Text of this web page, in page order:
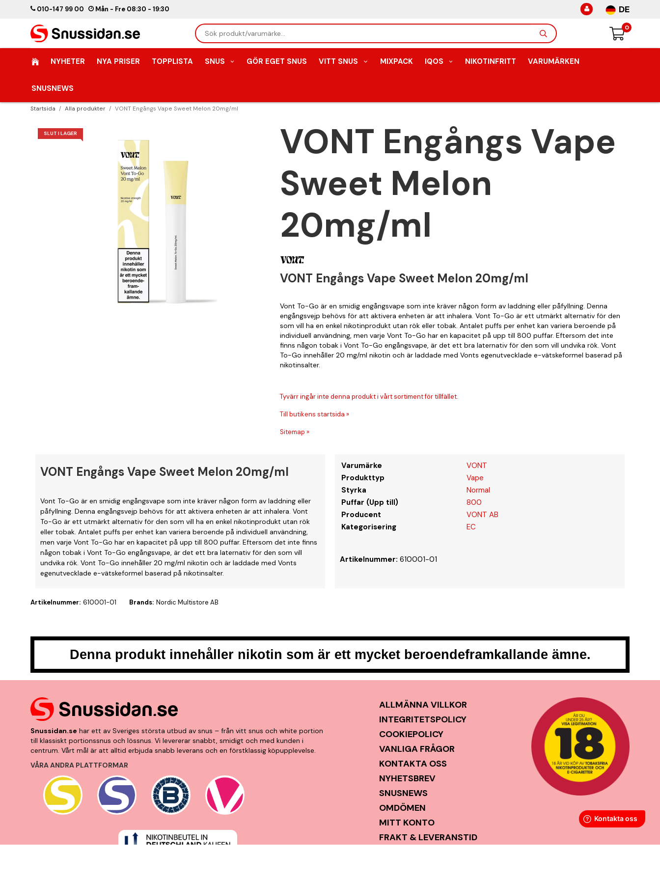
010-147 99 00 Mån - Fre 08:30 - 19:30 DE
0
NYHETER NYA PRISER TOPPLISTA SNUS GÖR EGET SNUS VITT SNUS MIXPACK IQOS NIKOTINFRITT VARUMÄRKEN
SNUSNEWS
Startsida / Alla produkter / VONT Engångs Vape Sweet Melon 20mg/ml
SLUT I LAGER
VONT Engångs Vape
Sweet Melon
20mg/ml
VONT Engångs Vape Sweet Melon 20mg/ml
Vont To-Go är en smidig engångsvape som inte kräver någon form av laddning eller påfyllning. Denna
engångsvejp behövs för att aktivera enheten är att inhalera. Vont To-Go är ett utmärkt alternativ för den
som vill ha en enkel nikotinprodukt utan rök eller tobak. Antalet puffs per enhet kan variera beroende på
individuell användning, men varje Vont To-Go har en kapacitet på upp till 800 puffar. Eftersom det inte
finns någon tobak i Vont To-Go engångsvape, är det ett bra laternativ för den som vill undvika rök. Vont
To-Go innehåller 20 mg/ml nikotin och är laddade med Vonts egenutvecklade e-vätskeformel baserad på
nikotinsalter.
Tyvärr ingår inte denna produkt i vårt sortiment för tillfället.
Till butikens startsida »
Sitemap »
VONT Engångs Vape Sweet Melon 20mg/ml
Vont To-Go är en smidig engångsvape som inte kräver någon form av laddning eller
påfyllning. Denna engångsvejp behövs för att aktivera enheten är att inhalera. Vont
To-Go är ett utmärkt alternativ för den som vill ha en enkel nikotinprodukt utan rök
eller tobak. Antalet puffs per enhet kan variera beroende på individuell användning,
men varje Vont To-Go har en kapacitet på upp till 800 puffar. Eftersom det inte finns
någon tobak i Vont To-Go engångsvape, är det ett bra laternativ för den som vill
undvika rök. Vont To-Go innehåller 20 mg/ml nikotin och är laddade med Vonts
egenutvecklade e-vätskeformel baserad på nikotinsalter.
Varumärke
VONT
Produkttyp
Vape
Styrka
Normal
Puffar (Upp till)
800
Producent
VONT AB
Kategorisering
EC
Artikelnummer: 610001-01
Artikelnummer: 610001-01 Brands: Nordic Multistore AB
Denna produkt innehåller nikotin som är ett mycket beroendeframkallande ämne.
Snussidan.se har ett av Sveriges största utbud av snus – från vitt snus och white portion
till klassiskt portionssnus och lössnus. Vi levererar snabbt, smidigt och med kunden i
centrum. Vårt mål är att alltid erbjuda snabb leverans och en förstklassig köpupplevelse.
VÅRA ANDRA PLATTFORMAR
ALLMÄNNA VILLKOR
INTEGRITETSPOLICY
COOKIEPOLICY
VANLIGA FRÅGOR
KONTAKTA OSS
NYHETSBREV
SNUSNEWS
OMDÖMEN
MITT KONTO
FRAKT & LEVERANSTID